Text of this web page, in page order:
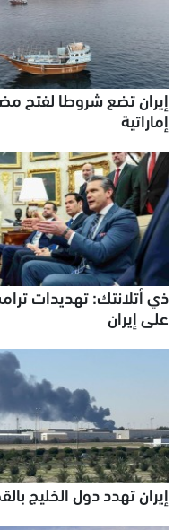
إيران تضع شروطا لفتح
إماراتية
ذي أتلانتك: تهديدات
على إيران
إيران تهدد دول الخليج